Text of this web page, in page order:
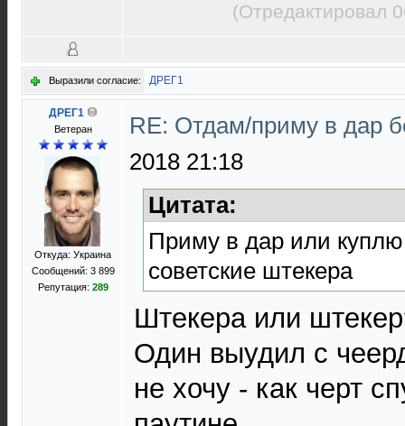
(Отредактировал
Выразили согласие: ДРЕГ1
ДРЕГ1
Bетеран
Откуда: Украина
Сообщений: 3 899
Репутация: 289
RE: Отдам/приму в дар
2018 21:18
Цитата:
Приму в дар или
советские штекера
Штекера или
Один выудил с
не хочу - как черт